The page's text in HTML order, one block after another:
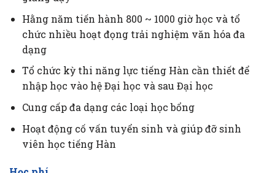
Hằng năm tiến hành 800 ~ 1000 giờ học và tổ
chức nhiều hoạt đọng trải nghiệm văn hóa đa
dạng
Tổ chức kỳ thi năng lực tiếng Hàn cần thiết để
nhập học vào hệ Đại học và sau Đại học
Cung cấp đa dạng các loại học bổng
Hoạt động cố vấn tuyển sinh và giúp đỡ sinh
viên học tiếng Hàn